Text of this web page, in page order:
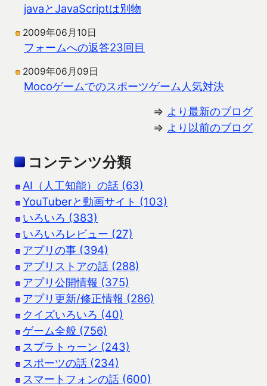
javaとJavaScriptは別物
2009年06月10日
フォームへの返答23回目
2009年06月09日
Mocoゲームでのスポーツゲーム人気対決
⇒ より最新のブログ
⇒ より以前のブログ
コンテンツ分類
AI（人工知能）の話 (63)
YouTuberと動画サイト (103)
いろいろ (383)
いろいろレビュー (27)
アプリの事 (394)
アプリストアの話 (288)
アプリ公開情報 (375)
アプリ更新/修正情報 (286)
クイズいろいろ (40)
ゲーム全般 (756)
スプラトゥーン (243)
スポーツの話 (234)
スマートフォンの話 (600)